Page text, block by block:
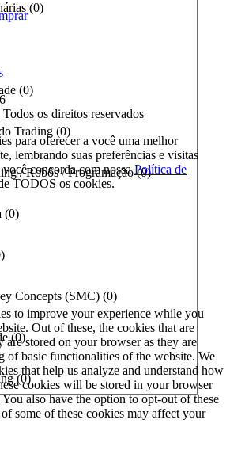
(0)
(0)
Trading (0)
/ Robôs / Programação(0)
(0)
)
Concepts (SMC) (0)
(0)
(0)
os direitos reservados
para oferecer a você uma melhor
lembrando suas preferências e visitas
concorda com nossaPolítica de
TODOS os cookies.
to improve your experience while you
Out of these, the cookies that are
are stored on your browser as they are
of basic functionalities of the website. We
that help us analyze and understand how
cookies will be stored in your browser
also have the option to opt-out of these
some of these cookies may affect your